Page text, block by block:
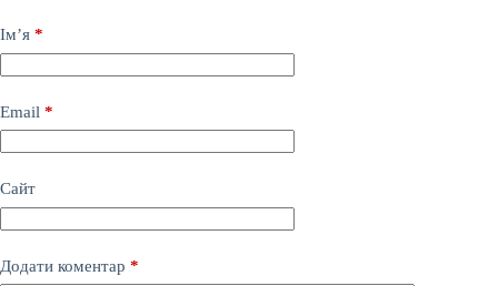
Ім’я *
Email *
Сайт
Додати коментар *